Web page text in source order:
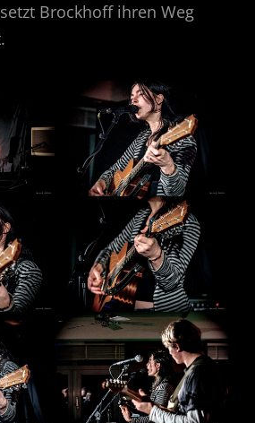
Brockhoff ihren Weg